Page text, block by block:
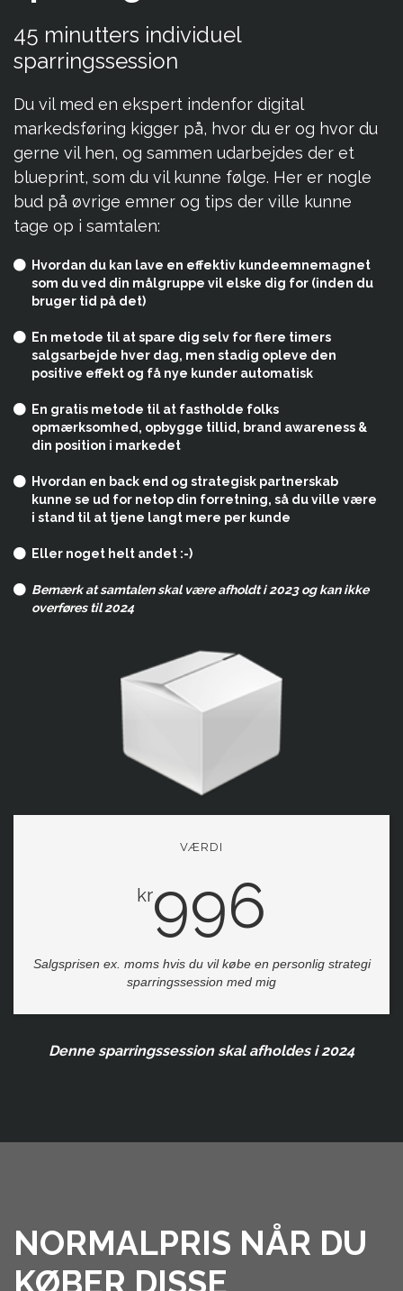
45 minutters individuel
sparringssession
Du vil med en ekspert indenfor digital
markedsføring kigger på, hvor du er og hvor du
gerne vil hen, og sammen udarbejdes der et
blueprint, som du vil kunne følge. Her er nogle
bud på øvrige emner og tips der ville kunne
tage op i samtalen:
Hvordan du kan lave en effektiv kundeemnemagnet
som du ved din målgruppe vil elske dig for (inden du
bruger tid på det)
En metode til at spare dig selv for flere timers
salgsarbejde hver dag, men stadig opleve den
positive effekt og få nye kunder automatisk
En gratis metode til at fastholde folks
opmærksomhed, opbygge tillid, brand awareness &
din position i markedet
Hvordan en back end og strategisk partnerskab
kunne se ud for netop din forretning, så du ville være
i stand til at tjene langt mere per kunde
Eller noget helt andet :-)
Bemærk at samtalen skal være afholdt i 2023 og kan ikke
overføres til 2024
VÆRDI
kr996
Salgsprisen ex. moms hvis du vil købe en personlig strategi
sparringssession med mig
Denne sparringssession skal afholdes i 2024
NORMALPRIS NÅR DU
KØBER DISSE